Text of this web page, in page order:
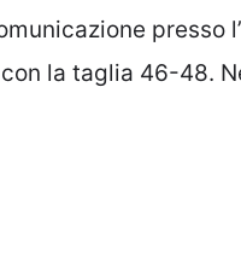
presso
la taglia 46-48.